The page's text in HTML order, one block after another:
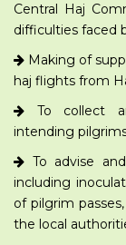
Central Haj
difficulties faced
Making of
haj flights from
To collect
intending
To advise
including
of pilgrim
the local